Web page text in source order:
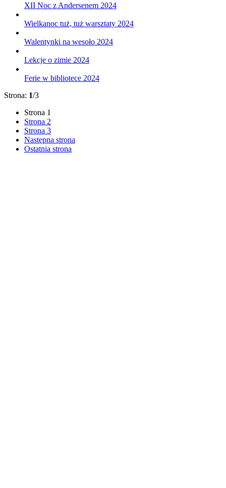
XII Noc z Andersenem 2024
Wielkanoc tuż, tuż warsztaty 2024
Walentynki na wesoło 2024
Lekcje o zimie 2024
Ferie w bibliotece 2024
Strona: 1/3
Strona 1
Strona 2
Strona 3
Następna strona
Ostatnia strona